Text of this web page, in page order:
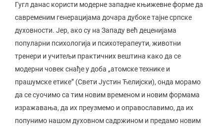
Гугл данас користи модерне западне књижевне форме да
савременим генерацијама дочара дубоке тајне српске
духовности. Јер, ако су на Западу већ деценијама
популарни психологија и психотерапеути, животни
тренери и учитељи практичних вештина како да се
модерни човек снађе у доба „атомске технике и
прашумске етике” (Свети Јустин Ћелијски), онда морамо
да се суочимо са тим новим временом и новим формама
изражавања, да их преузмемо и оправославимо, да их
попунимо нашом духовном садржином и предамо новим